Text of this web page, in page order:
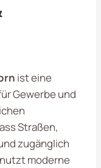
ist eine
Gewerbe und
Straßen,
zugänglich
moderne